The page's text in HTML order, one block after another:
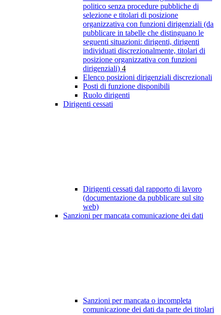
politico senza procedure pubbliche di
selezione e titolari di posizione
organizzativa con funzioni dirigenziali (da
pubblicare in tabelle che distinguano le
seguenti situazioni: dirigenti, dirigenti
individuati discrezionalmente, titolari di
posizione organizzativa con funzioni
dirigenziali) 4
Elenco posizioni dirigenziali discrezionali
Posti di funzione disponibili
Ruolo dirigenti
Dirigenti cessati
Dirigenti cessati dal rapporto di lavoro
(documentazione da pubblicare sul sito
web)
Sanzioni per mancata comunicazione dei dati
Sanzioni per mancata o incompleta
comunicazione dei dati da parte dei titolari